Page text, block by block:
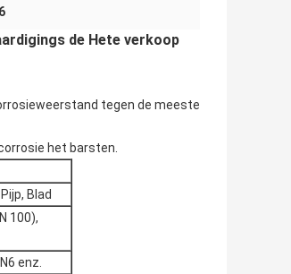
de Hete verkoop
tegen de meeste
het barsten.
Blad
100),
enz.